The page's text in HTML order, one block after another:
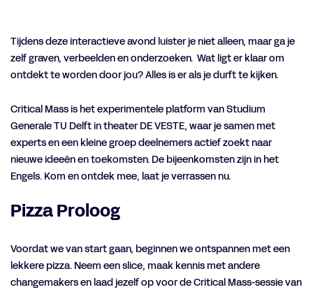
Tijdens deze interactieve avond luister je niet alleen, maar ga je
zelf graven, verbeelden en onderzoeken. Wat ligt er klaar om
ontdekt te worden door jou? Alles is er als je durft te kijken.
Critical Mass is het experimentele platform van Studium
Generale TU Delft in theater DE VESTE, waar je samen met
experts en een kleine groep deelnemers actief zoekt naar
nieuwe ideeën en toekomsten. De bijeenkomsten zijn in het
Engels. Kom en ontdek mee, laat je verrassen nu.
Pizza Proloog
Voordat we van start gaan, beginnen we ontspannen met een
lekkere pizza. Neem een slice, maak kennis met andere
changemakers en laad jezelf op voor de Critical Mass-sessie van